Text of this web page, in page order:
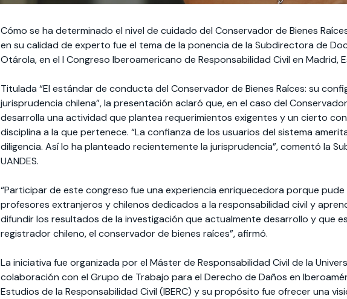
Cómo se ha determinado el nivel de cuidado del Conservador de Bienes
en su calidad de experto fue el tema de la ponencia de la Subdirectora de
Otárola, en el I Congreso Iberoamericano de Responsabilidad Civil en Madrid,
Titulada “El estándar de conducta del Conservador de Bienes Raíces: su
jurisprudencia chilena”, la presentación aclaró que, en el caso del
desarrolla una actividad que plantea requerimientos exigentes y un cierto
disciplina a la que pertenece. “La confianza de los usuarios del sistema
diligencia. Así lo ha planteado recientemente la jurisprudencia”, comentó la
UANDES.
“Participar de este congreso fue una experiencia enriquecedora porque
profesores extranjeros y chilenos dedicados a la responsabilidad civil y
difundir los resultados de la investigación que actualmente desarrollo y que
registrador chileno, el conservador de bienes raíces”, afirmó.
La iniciativa fue organizada por el Máster de Responsabilidad Civil de la
colaboración con el Grupo de Trabajo para el Derecho de Daños en
Estudios de la Responsabilidad Civil (IBERC) y su propósito fue ofrecer una